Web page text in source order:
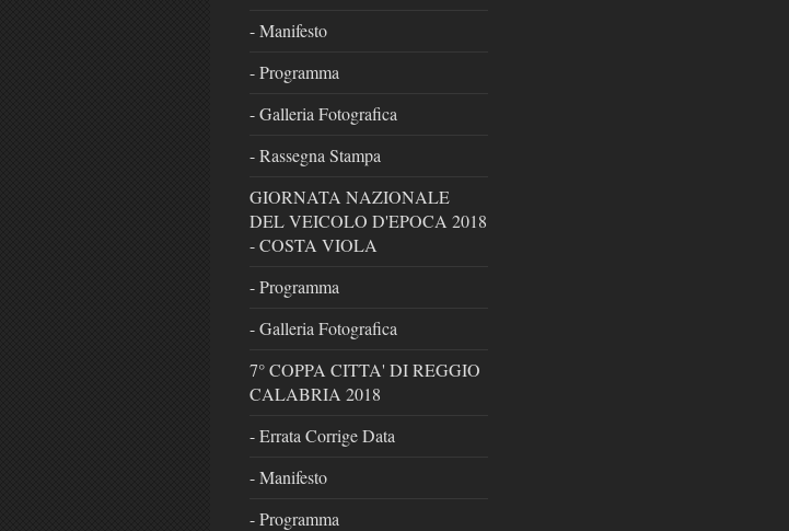
- Manifesto
- Programma
- Galleria Fotografica
- Rassegna Stampa
GIORNATA NAZIONALE
DEL VEICOLO D'EPOCA 2018
- COSTA VIOLA
- Programma
- Galleria Fotografica
7° COPPA CITTA' DI REGGIO
CALABRIA 2018
- Errata Corrige Data
- Manifesto
- Programma